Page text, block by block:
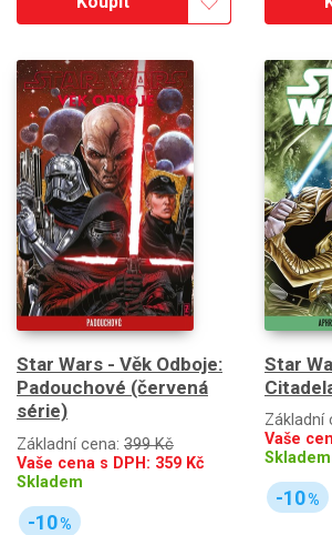
Star Wars - Věk Odboje:
Padouchové (červená
série)
Základní cena: 399 Kč
Vaše cena s DPH: 359 Kč
Skladem
-10%
Star
Základní
Vaše
Skladem
-10%